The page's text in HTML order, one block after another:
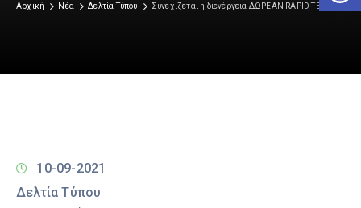
Αρχική Νέα Δελτία Τύπου Συνεχίζεται η διενέργεια ΔΩΡΕΑΝ RAPID TEST
10-09-2021
Δελτία Τύπου